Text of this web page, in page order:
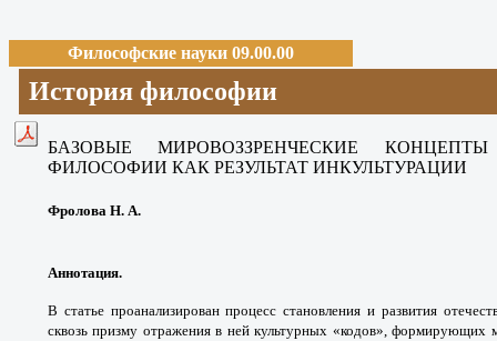
Философские науки 09.00.00
История философии
БАЗОВЫЕ МИРОВОЗЗРЕНЧЕСКИЕ
ФИЛОСОФИИ КАК РЕЗУЛЬТАТ ИНКУЛЬТУРАЦИИ
Фролова Н. А.
Аннотация.
В статье проанализирован процесс становления и развития
сквозь призму отражения в ней культурных «кодов», формирующих